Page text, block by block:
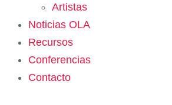
Artistas
Noticias OLA
Recursos
Conferencias
Contacto